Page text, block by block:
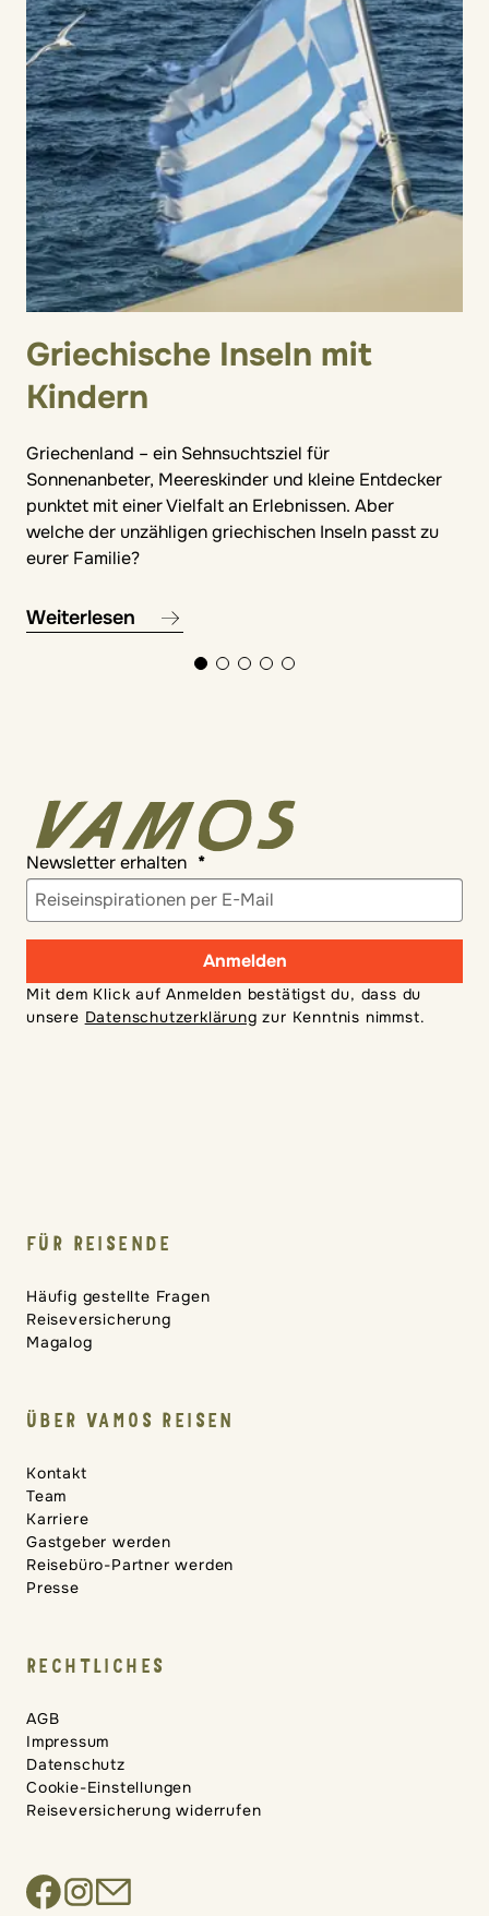
Griechische Inseln mit
Kindern
Griechenland – ein Sehnsuchtsziel für
Sonnenanbeter, Meereskinder und kleine Entdecker
punktet mit einer Vielfalt an Erlebnissen. Aber
welche der unzähligen griechischen Inseln passt zu
eurer Familie?
Weiterlesen
Newsletter erhalten
Anmelden
Mit dem Klick auf Anmelden bestätigst du, dass du
unsere Datenschutzerklärung zur Kenntnis nimmst.
FÜR REISENDE
Häufig gestellte Fragen
Reiseversicherung
Magalog
ÜBER VAMOS REISEN
Kontakt
Team
Karriere
Gastgeber werden
Reisebüro-Partner werden
Presse
RECHTLICHES
AGB
Impressum
Datenschutz
Cookie-Einstellungen
Reiseversicherung widerrufen